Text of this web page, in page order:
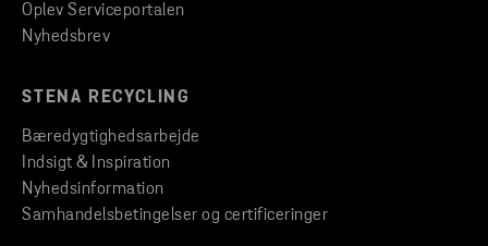
Oplev Serviceportalen
Nyhedsbrev
STENA RECYCLING
Bæredygtighedsarbejde
Indsigt & Inspiration
Nyhedsinformation
Samhandelsbetingelser og certificeringer